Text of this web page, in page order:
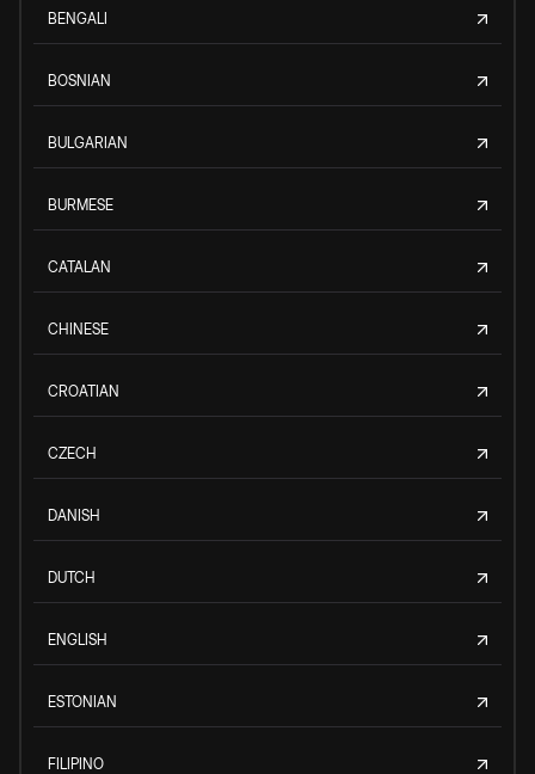
BENGALI
BOSNIAN
BULGARIAN
BURMESE
CATALAN
CHINESE
CROATIAN
CZECH
DANISH
DUTCH
ENGLISH
ESTONIAN
FILIPINO